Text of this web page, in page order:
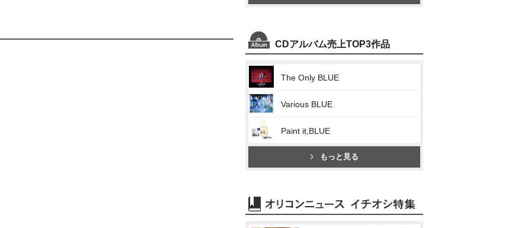
CDアルバム売上TOP3作品
The Only BLUE
Various BLUE
Paint it,BLUE
もっと見る